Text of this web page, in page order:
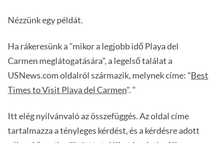
Nézzünk egy példát.
Ha rákeresünk a "mikor a legjobb idő Playa del
Carmen meglátogatására", a legelső találat a
USNews.com oldalról származik, melynek címe: "Best
Times to Visit Playa del Carmen". "
Itt elég nyilvánvaló az összefüggés. Az oldal címe
tartalmazza a tényleges kérdést, és a kérdésre adott